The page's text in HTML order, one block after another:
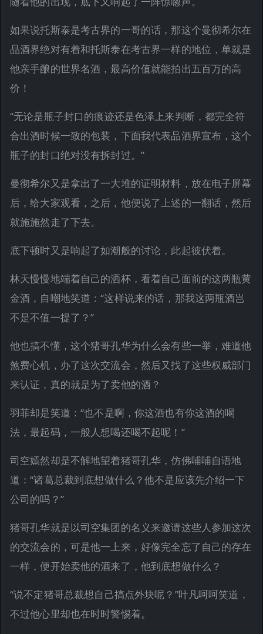
如果说托斯泰是考古界的一哥的话，那这个曼彻希尔在
品酒界绝对有着和托斯泰在考古界一样的地位，单就是
他亲手酿的世界名酒，最高价值就能拍出五百万的高
价！
“无论是瓶子封口的痕迹还是色泽上来判断，都完全符
合出酒时候一致的包装，下面我代表品酒界宣布，这个
瓶子的封口绝对没有拆封过。”
曼彻希尔又是拿出了一大堆的证明材料，放在电子屏幕
后，给大家观看，之后，他便说了上述的一翻话，然后
就施施然走了下去。
底下顿时又是响起了如潮般的讨论，此起彼伏着。
林天慢慢地端着自己的洒杯，看着自己面前的这两瓶黄
金酒，自嘲地笑道：“这样说来的话，那我这两瓶酒岂
不是不值一提了？”
他也搞不懂，这个猪哥孔华为什么会有些一举，难道他
煞费心机，办了这次交流会，然后又找了这些权威部门
来认证，真的就是为了卖他的酒？
羽菲却是笑道：“也不是啊，你这酒也有你这酒的喝
法，最起码，一般人想喝还喝不起呢！”
司空嫣然却是不解地望着猪哥孔华，仿佛哺哺自语地
道：“诸葛总裁到底想做什么？他不是应该先介绍一下
公司的吗？”
猪哥孔华就是以司空集团的名义来邀请这些人参加这次
的交流会的，可是他一上来，好像完全忘了自己的存在
一样，便开始卖他的酒来了，他到底想做什么？
“说不定猪哥总裁想自己搞点外块呢？”叶凡呵呵笑道，
不过他心里却也在时时警惕着。